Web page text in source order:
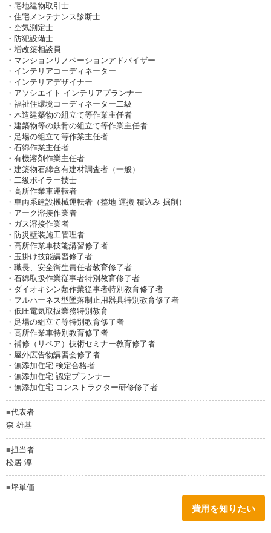
・宅地建物取引士
・住宅メンテナンス診断士
・空気測定士
・防犯設備士
・増改築相談員
・マンションリノベーションアドバイザー
・インテリアコーディネーター
・インテリアデザイナー
・アソシエイト インテリアプランナー
・福祉住環境コーディネーター二級
・木造建築物の組立て等作業主任者
・建築物等の鉄骨の組立て等作業主任者
・足場の組立て等作業主任者
・石綿作業主任者
・有機溶剤作業主任者
・建築物石綿含有建材調査者（一般）
・二級ボイラー技士
・高所作業車運転者
・車両系建設機械運転者（整地 運搬 積込み 掘削）
・アーク溶接作業者
・ガス溶接作業者
・防災壁装施工管理者
・高所作業車技能講習修了者
・玉掛け技能講習修了者
・職長、安全衛生責任者教育修了者
・石綿取扱作業従事者特別教育修了者
・ダイオキシン類作業従事者特別教育修了者
・フルハーネス型墜落制止用器具特別教育修了者
・低圧電気取扱業務特別教育
・足場の組立て等特別教育修了者
・高所作業車特別教育修了者
・補修（リペア）技術セミナー教育修了者
・屋外広告物講習会修了者
・無添加住宅 検定合格者
・無添加住宅 認定プランナー
・無添加住宅 コンストラクター研修修了者
■代表者
森 雄基
■担当者
松居 淳
■坪単価
費用を知りたい